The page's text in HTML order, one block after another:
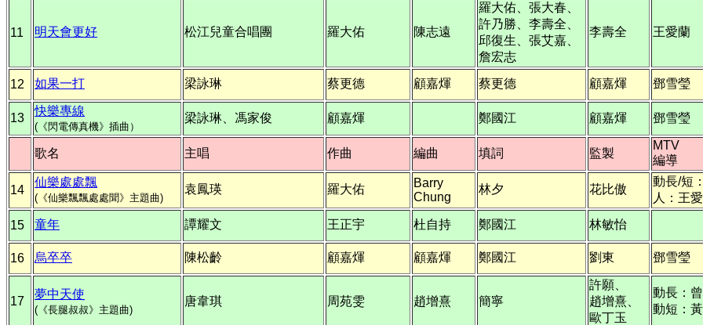
11 明天會更好 松江兒童合唱團 羅大佑 陳志遠
羅大佑、張大春、
許乃勝、李壽全、
邱復生、張艾嘉、
詹宏志
李壽全 王愛蘭
12 如果一打 梁詠琳 蔡更德 顧嘉煇 蔡更德 顧嘉煇 鄧雪瑩
13
快樂專線
(《閃電傳真機》插曲）
梁詠琳、馮家俊 顧嘉煇 鄭國江 顧嘉煇 鄧雪瑩
歌名 主唱 作曲 編曲 填詞 監製
MTV
編導
14
仙樂處處飄
(《仙樂飄飄處處聞》主題曲)
袁鳳瑛 羅大佑
Barry
Chung
林夕 花比傲
動長/短
人：王
15 童年 譚耀文 王正宇 杜自持 鄭國江 林敏怡
16 烏卒卒 陳松齡 顧嘉煇 顧嘉煇 鄭國江 劉東 鄧雪瑩
17
夢中天使
(《長腿叔叔》主題曲)
唐韋琪 周苑雯 趙增熹 簡寧
許願、
趙增熹、
歐丁玉
動長：
動短：